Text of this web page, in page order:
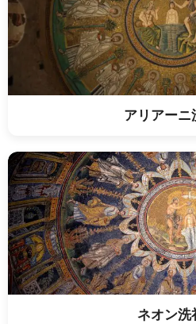
アリアーニ
ネオン洗